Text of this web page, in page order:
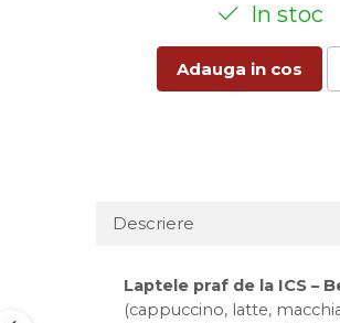
In stoc
Adauga in cos
Descriere
Laptele praf de la ICS –
(cappuccino, latte,